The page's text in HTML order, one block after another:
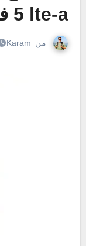
5 lte-a فى كوريا فقط
من Karam